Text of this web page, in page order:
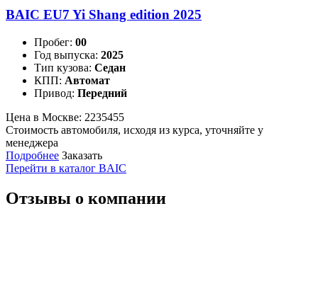
BAIC EU7 Yi Shang edition 2025
Пробег: 00
Год выпуска: 2025
Тип кузова: Седан
КПП: Автомат
Привод: Передний
Цена в Москве: 2235455
Стоимость автомобиля, исходя из курса, уточняйте у
менеджера
Подробнее Заказать
Перейти в каталог BAIC
Отзывы о компании